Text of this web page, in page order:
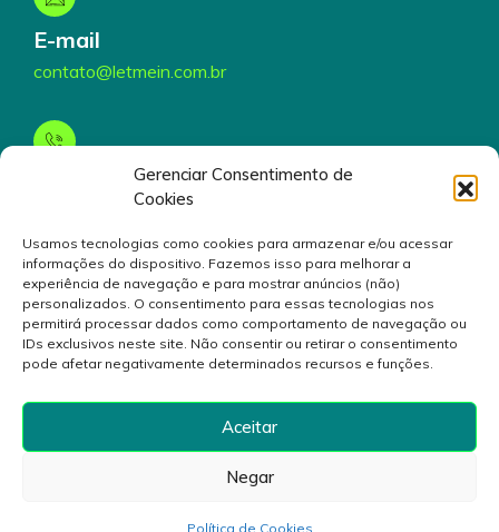
Gerenciar Consentimento de
Cookies
Usamos tecnologias como cookies para armazenar e/ou acessar
informações do dispositivo. Fazemos isso para melhorar a
experiência de navegação e para mostrar anúncios (não)
personalizados. O consentimento para essas tecnologias nos
permitirá processar dados como comportamento de navegação ou
IDs exclusivos neste site. Não consentir ou retirar o consentimento
pode afetar negativamente determinados recursos e funções.
Aceitar
Negar
Política de Cookies
E-mail
contato@letmein.com.br
© 2024 Inovativa Serviços de Tecnologia da Informação
S/A. Rua André Gonçalves, 130, Campinas, São Paulo
Brasil- CNPJ 28.119.227/0001-70
Politica de PrivacidadeContato